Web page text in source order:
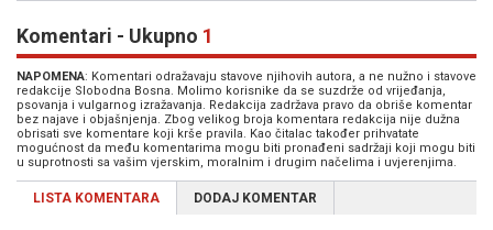
Komentari - Ukupno 1
NAPOMENA: Komentari odražavaju stavove njihovih autora, a ne nužno i stavove
redakcije Slobodna Bosna. Molimo korisnike da se suzdrže od vrijeđanja,
psovanja i vulgarnog izražavanja. Redakcija zadržava pravo da obriše komentar
bez najave i objašnjenja. Zbog velikog broja komentara redakcija nije dužna
obrisati sve komentare koji krše pravila. Kao čitalac također prihvatate
mogućnost da među komentarima mogu biti pronađeni sadržaji koji mogu biti
u suprotnosti sa vašim vjerskim, moralnim i drugim načelima i uvjerenjima.
LISTA KOMENTARA DODAJ KOMENTAR